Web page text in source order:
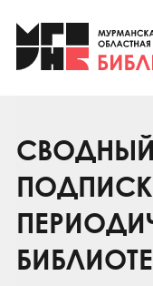
Клуб «Гиря
Клуб
Коллегам
Контакты